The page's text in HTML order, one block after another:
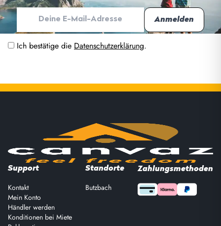
Ich bestätige die Datenschutzerklärung.
Support
Kontakt
Mein Konto
Händler werden
Konditionen bei Miete
Standorte
Butzbach
Zahlungsmethoden